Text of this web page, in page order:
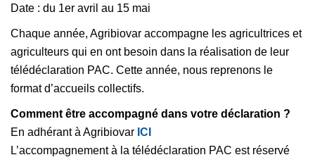
Date : du 1er avril au 15 mai
Chaque année, Agribiovar accompagne les agricultrices et
agriculteurs qui en ont besoin dans la réalisation de leur
télédéclaration PAC. Cette année, nous reprenons le
format d’accueils collectifs.
Comment être accompagné dans votre déclaration ?
En adhérant à Agribiovar ICI
L’accompagnement à la télédéclaration PAC est réservé